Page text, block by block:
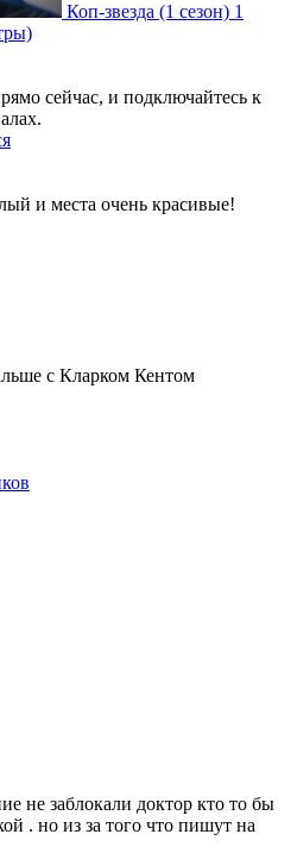
Коп-звезда (1 сезон) 1
сейчас, и подключайтесь к
и места очень красивые!
с Кларком Кентом
не заблокали доктор кто то бы
. но из за того что пишут на